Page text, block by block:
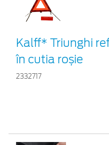
Kalff* Triunghi
în cutia roșie
2332717